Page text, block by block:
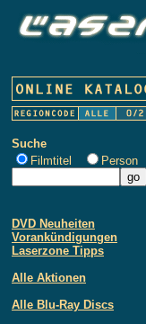
Suche
Filmtitel
Person
DVD Neuheiten
Vorankündigungen
Laserzone Tipps
Alle Aktionen
Alle Blu-Ray Discs